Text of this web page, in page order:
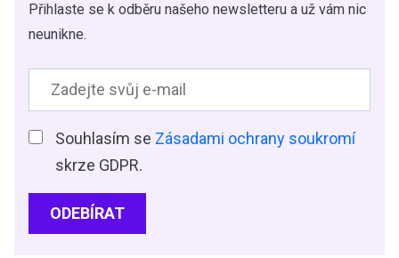
Přihlaste se k odběru našeho newsletteru a už vám nic
neunikne.
Souhlasím se Zásadami ochrany soukromí
skrze GDPR.
ODEBÍRAT